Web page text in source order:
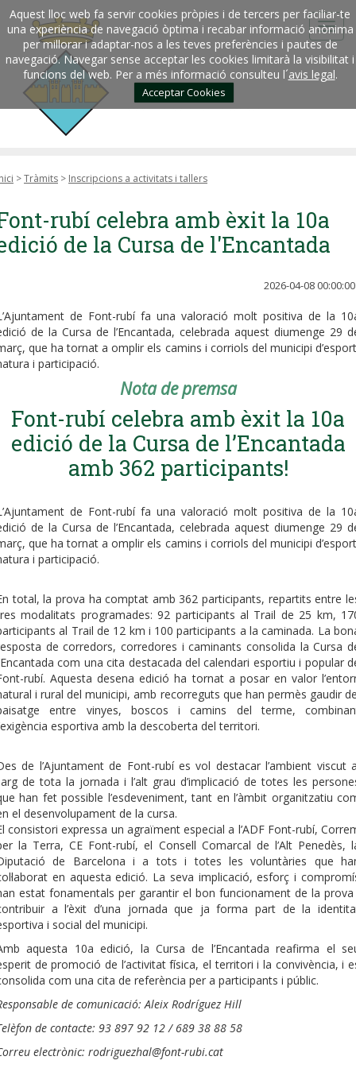
Aquest lloc web fa servir cookies pròpies i de tercers per faciliar-te
una experiència de navegació òptima i recabar informació anònima
per millorar i adaptar-nos a les teves preferències i pautes de
navegació. Navegar sense acceptar les cookies limitarà la visibilitat i
funcions del web. Per a més informació consulteu l´avis legal.
Acceptar Cookies
>Tràmits > Inscripcions a activitats i tallers
rubí celebra amb èxit la 10a
de la Cursa de l'Encantada
2026-04-08 00:00:00
de Font-rubí fa una valoració molt positiva de la
de la Cursa de l’Encantada, celebrada aquest diumenge 29
que ha tornat a omplir els camins i corriols del municipi
i participació.
Nota de premsa
Font-rubí celebra amb èxit la 10a
edició de la Cursa de l’Encantada
amb 362 participants!
de Font-rubí fa una valoració molt positiva de la
de la Cursa de l’Encantada, celebrada aquest diumenge 29
que ha tornat a omplir els camins i corriols del municipi
i participació.
total, la prova ha comptat amb 362 participants, repartits entre
modalitats programades: 92 participants al Trail de 25 km,
al Trail de 12 km i 100 participants a la caminada. La
de corredors, corredores i caminants consolida la Cursa
com una cita destacada del calendari esportiu i popular
rubí. Aquesta desena edició ha tornat a posar en valor
i rural del municipi, amb recorreguts que han permès gaudir
entre vinyes, boscos i camins del terme,
esportiva amb la descoberta del territori.
de l’Ajuntament de Font-rubí es vol destacar l’ambient viscut
de tota la jornada i l’alt grau d’implicació de totes les
han fet possible l’esdeveniment, tant en l’àmbit organitzatiu
el desenvolupament de la cursa.
consistori expressa un agraïment especial a l’ADF Font-rubí,
la Terra, CE Font-rubí, el Consell Comarcal de l’Alt Penedès,
de Barcelona i a tots i totes les voluntàries que
en aquesta edició. La seva implicació, esforç i
estat fonamentals per garantir el bon funcionament de la
a l’èxit d’una jornada que ja forma part de la
i social del municipi.
aquesta 10a edició, la Cursa de l’Encantada reafirma el
de promoció de l’activitat física, el territori i la convivència, i
com una cita de referència per a participants i públic.
de comunicació: Aleix Rodríguez Hill
de contacte: 93 897 92 12 / 689 38 88 58
electrònic: rodriguezhal@font-rubi.cat